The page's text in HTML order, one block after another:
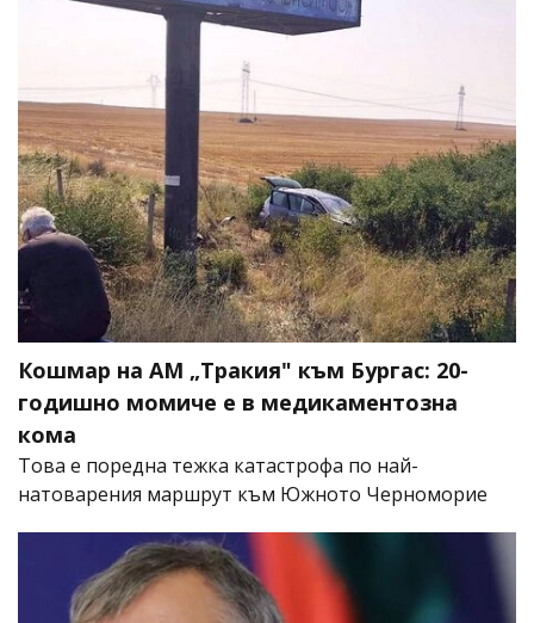
Кошмар на АМ „Тракия" към Бургас: 20-
годишно момиче е в медикаментозна
кома
Това е поредна тежка катастрофа по най-
натоварения маршрут към Южното Черноморие